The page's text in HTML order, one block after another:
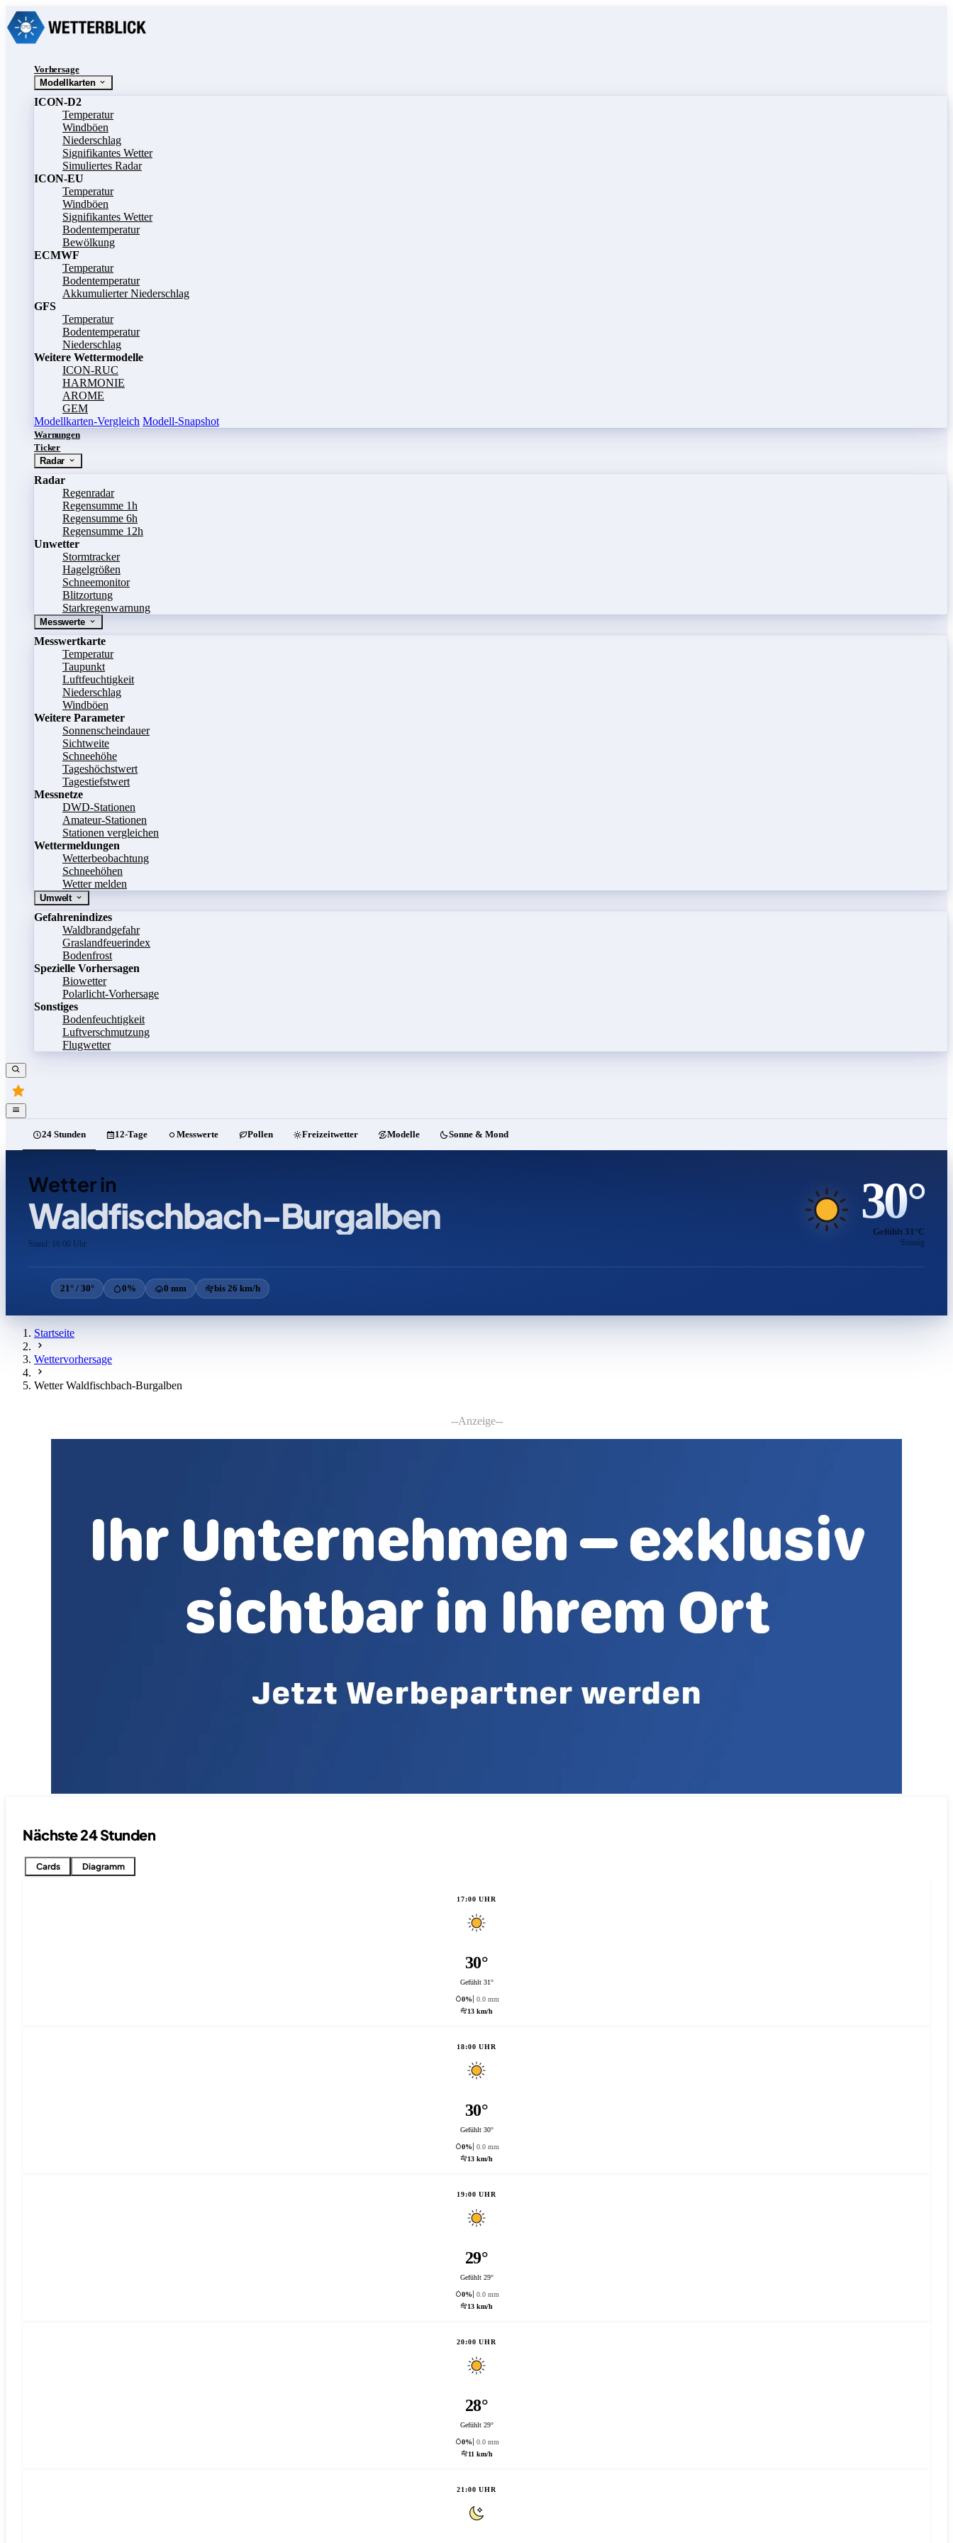
Vorhersage
Modellkarten
ICON-D2
Temperatur
Windböen
Niederschlag
Signifikantes Wetter
Simuliertes Radar
ICON-EU
Temperatur
Windböen
Signifikantes Wetter
Bodentemperatur
Bewölkung
ECMWF
Temperatur
Bodentemperatur
Akkumulierter Niederschlag
GFS
Temperatur
Bodentemperatur
Niederschlag
Weitere Wettermodelle
ICON-RUC
HARMONIE
AROME
GEM
Modellkarten-Vergleich Modell-Snapshot
Warnungen
Ticker
Radar
Radar
Regenradar
Regensumme 1h
Regensumme 6h
Regensumme 12h
Unwetter
Stormtracker
Hagelgrößen
Schneemonitor
Blitzortung
Starkregenwarnung
Messwerte
Messwertkarte
Temperatur
Taupunkt
Luftfeuchtigkeit
Niederschlag
Windböen
Weitere Parameter
Sonnenscheindauer
Sichtweite
Schneehöhe
Tageshöchstwert
Tagestiefstwert
Messnetze
DWD-Stationen
Amateur-Stationen
Stationen vergleichen
Wettermeldungen
Wetterbeobachtung
Schneehöhen
Wetter melden
Umwelt
Gefahrenindizes
Waldbrandgefahr
Graslandfeuerindex
Bodenfrost
Spezielle Vorhersagen
Biowetter
Polarlicht-Vorhersage
Sonstiges
Bodenfeuchtigkeit
Luftverschmutzung
Flugwetter
24 Stunden 12-Tage Messwerte Pollen Freizeitwetter Modelle Sonne & Mond
Wetter in
Waldfischbach-Burgalben
Stand: 16:00 Uhr
30°
Gefühlt 31°C
Sonnig
21° / 30° 0% 0 mm bis 26 km/h
Startseite
Wettervorhersage
Wetter Waldfischbach-Burgalben
--Anzeige--
Nächste 24 Stunden
Cards Diagramm
17:00 UHR
30°
Gefühlt 31°
0%
0.0 mm
13 km/h
18:00 UHR
30°
Gefühlt 30°
0%
0.0 mm
13 km/h
19:00 UHR
29°
Gefühlt 29°
0%
0.0 mm
13 km/h
20:00 UHR
28°
Gefühlt 29°
0%
0.0 mm
11 km/h
21:00 UHR